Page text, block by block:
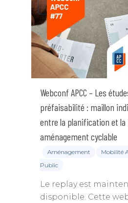
Webconf APCC – Les
préfaisabilité : maillon
entre la planification et la
aménagement cyclable
Aménagement Mobilité
Public
Le replay est
disponible. Cette